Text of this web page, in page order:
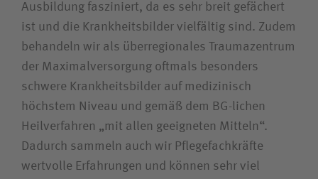
Bewerberin / Bewerber
Journalistin / Journalist
Ausbildung fasziniert, da es sehr breit gefächert
ist und die Krankheitsbilder vielfältig sind. Zudem
behandeln wir als überregionales Traumazentrum
der Maximalversorgung oftmals besonders
schwere Krankheitsbilder auf medizinisch
höchstem Niveau und gemäß dem BG-lichen
Heilverfahren „mit allen geeigneten Mitteln“.
Dadurch sammeln auch wir Pflegefachkräfte
wertvolle Erfahrungen und können sehr viel